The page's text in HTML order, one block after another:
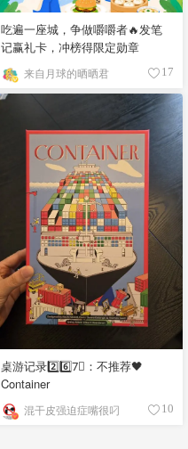
吃遍一座城，争做嚼嚼者🔥发笔
记赢礼卡，冲榜得限定勋章
来自月球的晒晒君 17
桌游记录2️⃣6️⃣7⃣️：不推荐🖤
Container
混干皮强迫症嘴很叼 10